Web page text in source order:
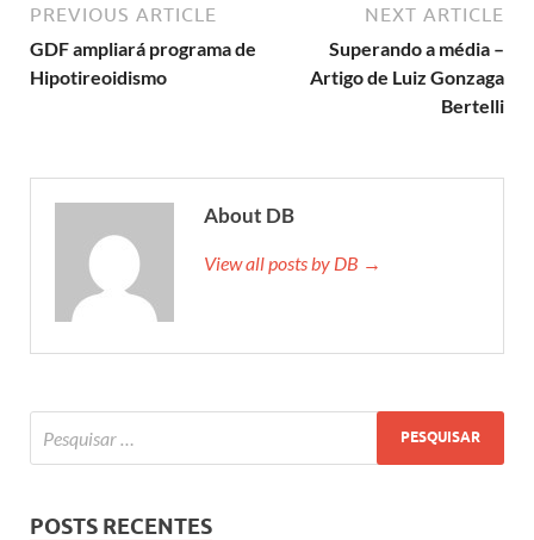
PREVIOUS ARTICLE
GDF ampliará programa de
Hipotireoidismo
NEXT ARTICLE
Superando a média –
Artigo de Luiz Gonzaga
Bertelli
About DB
View all posts by DB →
POSTS RECENTES